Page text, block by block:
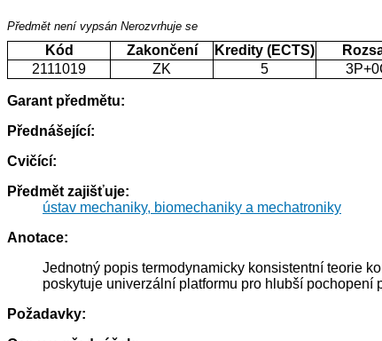
Předmět není vypsán Nerozvrhuje se
Kód Zakončení Kredity (ECTS)
2111019
ZK 5
Garant předmětu:
Přednášející:
Cvičící:
Předmět zajišťuje:
ústav mechaniky, biomechaniky a mechatroniky
Anotace:
Jednotný popis termodynamicky konsistentní teorie
poskytuje univerzální platformu pro hlubší
Požadavky: